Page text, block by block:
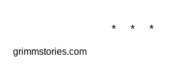
* * *
grimmstories.com